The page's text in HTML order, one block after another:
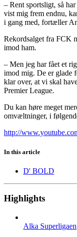
– Rent sportsligt, så
vist mig frem endnu,
i gang med, fortæller
Rekordsalget fra FCK
imod ham.
– Men jeg har fået et
imod mig. De er glade
klar over, at vi skal
Premier League.
Du kan høre meget
omvæltninger, i
http://
In this article
D' BOLD
Highlights
Alka Superligaen